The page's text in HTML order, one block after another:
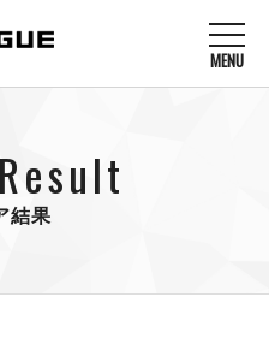
MENU
結果